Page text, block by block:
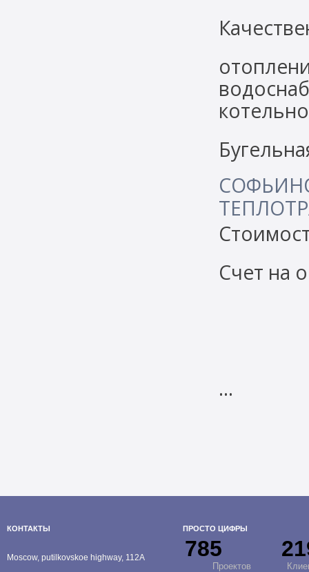
Счет на
…
КОНТАКТЫ
Moscow, putilkovskoe highway, 112A
ПРОСТО ЦИФРЫ
785
Проектов